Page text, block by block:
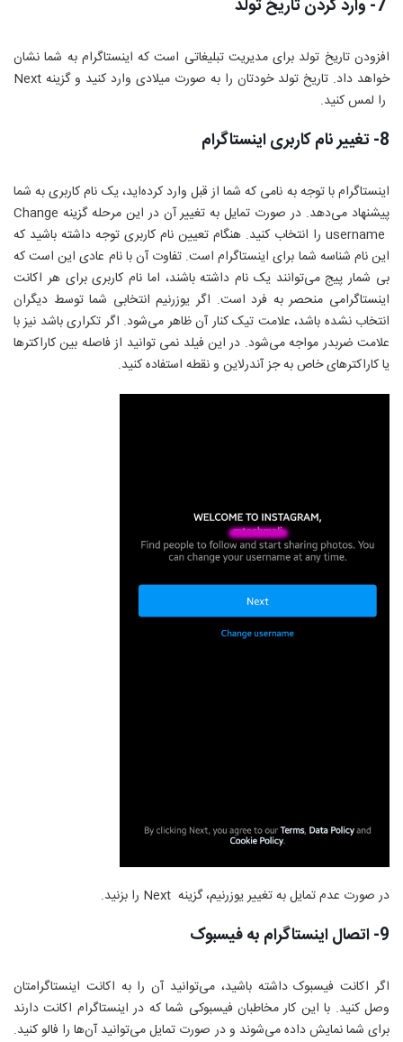
افزودن تاریخ تولد برای مدیریت تبلیغاتی است که اینستاگرام به شما نشان
خواهد داد. تاریخ تولد خودتان را به صورت میلادی وارد کنید و گزینه Next
را لمس کنید.
8- تغییر نام کاربری اینستاگرام
اینستاگرام با توجه به نامی که شما از قبل وارد کرده‌اید، یک نام کاربری به شما
پیشنهاد میدهد. در صورت تمایل به تغییر آن در این مرحله گزینه Change
username را انتخاب کنید. هنگام تعیین نام کاربری توجه داشته باشید که
این نام شناسه شما برای اینستاگرام است. تفاوت آن با نام عادی این است که
بی شمار پیج می‌توانند یک نام داشته باشند، اما نام کاربری برای هر اکانت
اینستاگرامی منحصر به فرد است. اگر یوزرنیم انتخابی شما توسط دیگران
انتخاب نشده باشد، علامت تیک کنار آن ظاهر می‌شود. اگر تکراری باشد نیز با
علامت ضربدر مواجه می‌شود. در این فیلد نمی توانید از فاصله بین کاراکترها
یا کاراکترهای خاص به جز آندرلاین و نقطه استفاده کنید.
در صورت عدم تمایل به تغییر یوزرنیم، گزینه Next را بزنید.
9- اتصال اینستاگرام به فیسبوک
اگر اکانت فیسبوک داشته باشید، می‌توانید آن را به اکانت اینستاگرامتان
وصل کنید. با این کار مخاطبان فیسبوکی شما که در اینستاگرام اکانت دارند
برای شما نمایش داده می‌شوند و در صورت تمایل می‌توانید آن‌ها را فالو کنید.